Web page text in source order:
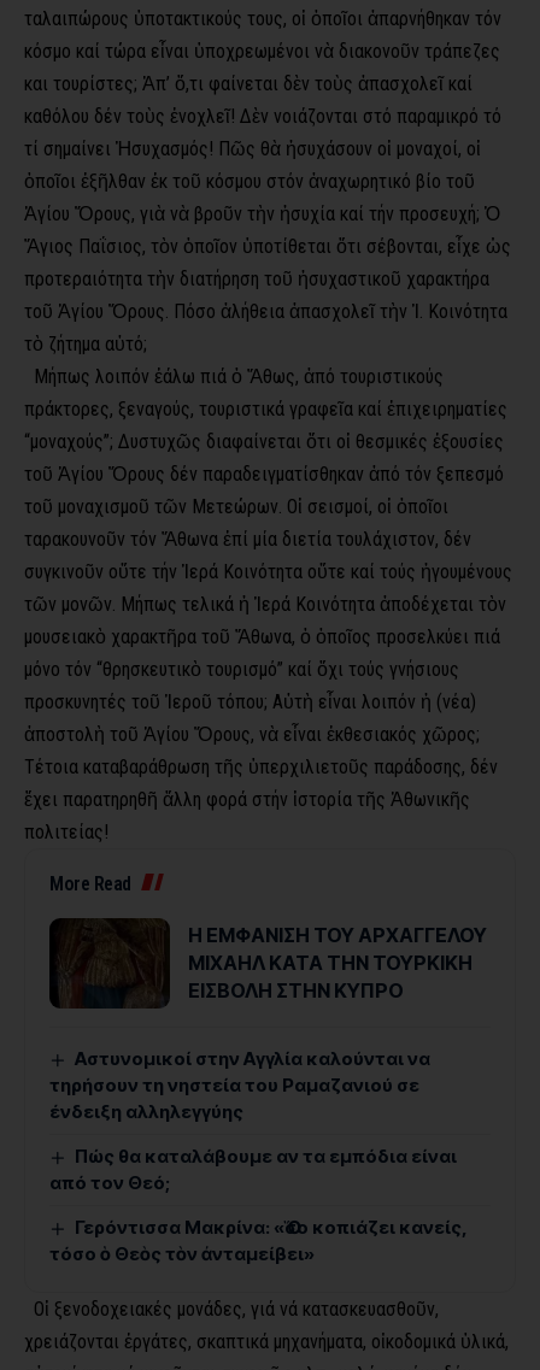
ταλαιπώρους ὑποτακτικούς τους, οἱ ὁποῖοι ἀπαρνήθηκαν τόν
κόσμο καί τώρα εἶναι ὑποχρεωμένοι νὰ διακονοῦν τράπεζες
και τουρίστες; Ἀπ’ ὅ,τι φαίνεται δὲν τοὺς ἀπασχολεῖ καί
καθόλου δέν τοὺς ἐνοχλεῖ! Δὲν νοιάζονται στό παραμικρό τό
τί σημαίνει Ἡσυχασμός! Πῶς θὰ ἡσυχάσουν οἱ μοναχοί, οἱ
ὁποῖοι ἐξῆλθαν ἐκ τοῦ κόσμου στόν ἀναχωρητικό βίο τοῦ
Ἁγίου Ὄρους, γιὰ νὰ βροῦν τὴν ἡσυχία καί τήν προσευχή; Ὁ
Ἅγιος Παΐσιος, τὸν ὁποῖον ὑποτίθεται ὅτι σέβονται, εἶχε ὡς
προτεραιότητα τὴν διατήρηση τοῦ ἡσυχαστικοῦ χαρακτήρα
τοῦ Ἁγίου Ὄρους. Πόσο ἀλήθεια ἀπασχολεῖ τὴν Ἱ. Κοινότητα
τὸ ζήτημα αὐτό;
Μήπως λοιπόν ἑάλω πιά ὁ Ἄθως, ἀπό τουριστικούς
πράκτορες, ξεναγούς, τουριστικά γραφεῖα καί ἐπιχειρηματίες
“μοναχούς”; Δυστυχῶς διαφαίνεται ὅτι οἱ θεσμικές ἐξουσίες
τοῦ Ἁγίου Ὄρους δέν παραδειγματίσθηκαν ἀπό τόν ξεπεσμό
τοῦ μοναχισμοῦ τῶν Μετεώρων. Οἱ σεισμοί, οἱ ὁποῖοι
ταρακουνοῦν τόν Ἄθωνα ἐπί μία διετία τουλάχιστον, δέν
συγκινοῦν οὔτε τήν Ἱερά Κοινότητα οὔτε καί τούς ἡγουμένους
τῶν μονῶν. Μήπως τελικά ἡ Ἱερά Κοινότητα ἀποδέχεται τὸν
μουσειακὸ χαρακτῆρα τοῦ Ἄθωνα, ὁ ὁποῖος προσελκύει πιά
μόνο τόν “θρησκευτικὸ τουρισμό” καί ὄχι τούς γνήσιους
προσκυνητές τοῦ Ἱεροῦ τόπου; Αὐτὴ εἶναι λοιπόν ἡ (νέα)
ἀποστολὴ τοῦ Ἁγίου Ὄρους, νὰ εἶναι ἐκθεσιακός χῶρος;
Τέτοια καταβαράθρωση τῆς ὑπερχιλιετοῦς παράδοσης, δέν
ἔχει παρατηρηθῆ ἄλλη φορά στήν ἱστορία τῆς Ἀθωνικῆς
πολιτείας!
More Read
Η ΕΜΦΑΝΙΣΗ ΤΟΥ ΑΡΧΑΓΓΕΛΟΥ
ΜΙΧΑΗΛ ΚΑΤΑ ΤΗΝ ΤΟΥΡΚΙΚΗ
ΕΙΣΒΟΛΗ ΣΤΗΝ ΚΥΠΡΟ
Αστυνομικοί στην Αγγλία καλούνται να
τηρήσουν τη νηστεία του Ραμαζανιού σε
ένδειξη αλληλεγγύης
Πώς θα καταλάβουμε αν τα εμπόδια είναι
από τον Θεό;
Γερόντισσα Μακρίνα: «Ὅσο κοπιάζει κανείς,
τόσο ὁ Θεὸς τὸν ἀνταμείβει»
Οἱ ξενοδοχειακές μονάδες, γιά νά κατασκευασθοῦν,
χρειάζονται ἐργάτες, σκαπτικά μηχανήματα, οἰκοδομικά ὑλικά,